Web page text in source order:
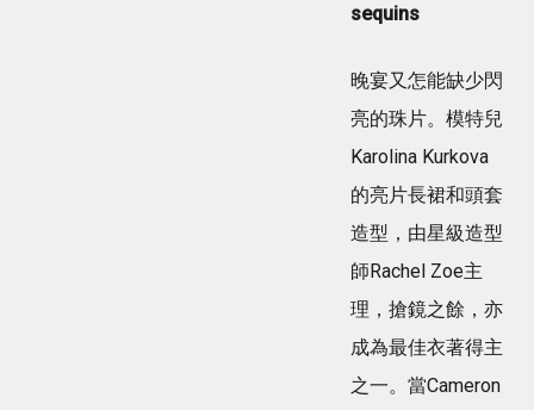
sequins
晚宴又怎能缺少閃
亮的珠片。模特兒
Karolina Kurkova
的亮片長裙和頭套
造型，由星級造型
師Rachel Zoe主
理，搶鏡之餘，亦
成為最佳衣著得主
之一。當Cameron